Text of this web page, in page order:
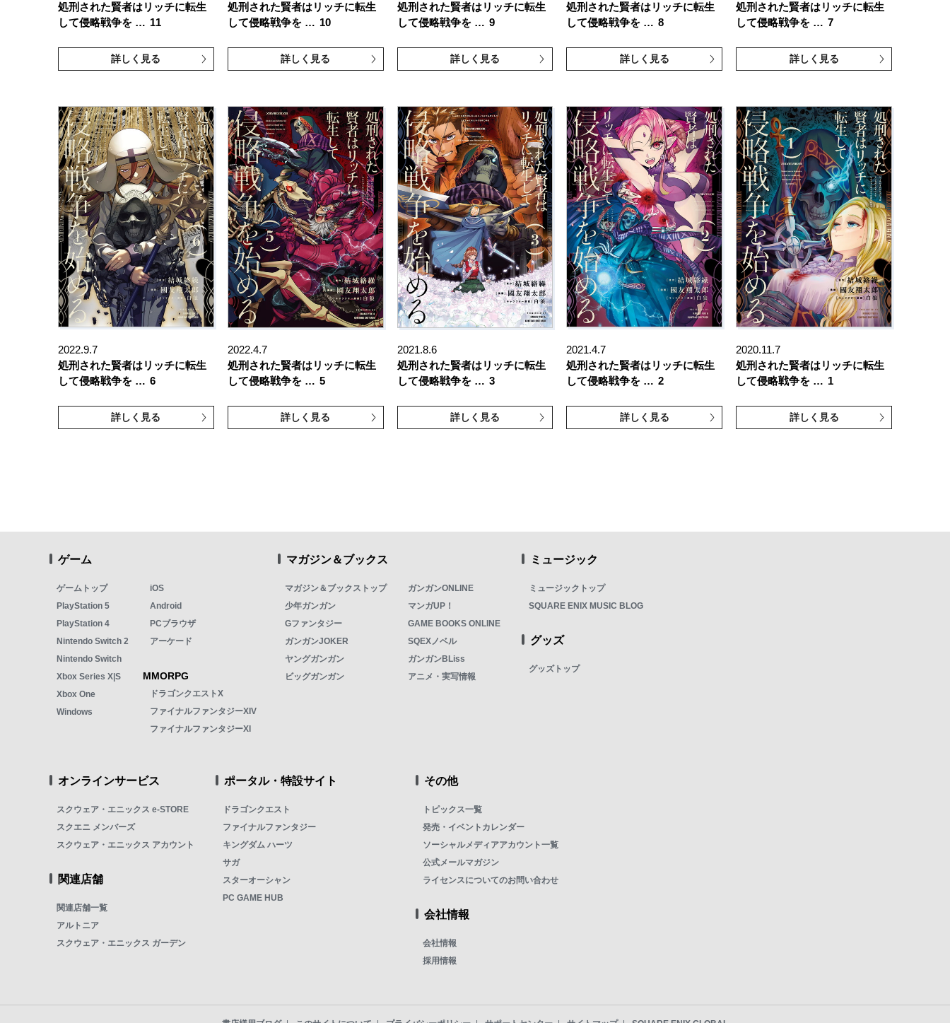
処刑された賢者はリッチに転生
して侵略戦争を … 11
詳しく見る
処刑された賢者はリッチに転生
して侵略戦争を … 10
詳しく見る
処刑された賢者はリッチに転生
して侵略戦争を … 9
詳しく見る
処刑された賢者はリッチに転生
して侵略戦争を … 8
詳しく見る
処刑された賢者はリッチに転生
して侵略戦争を … 7
詳しく見る
2022.9.7
処刑された賢者はリッチに転生
して侵略戦争を … 6
詳しく見る
2022.4.7
処刑された賢者はリッチに転生
して侵略戦争を … 5
詳しく見る
2021.8.6
処刑された賢者はリッチに転生
して侵略戦争を … 3
詳しく見る
2021.4.7
処刑された賢者はリッチに転生
して侵略戦争を … 2
詳しく見る
2020.11.7
処刑された賢者はリッチに転生
して侵略戦争を … 1
詳しく見る
ゲーム
ゲームトップ
PlayStation 5
PlayStation 4
Nintendo Switch 2
Nintendo Switch
Xbox Series X|S
Xbox One
Windows
iOS
Android
PCブラウザ
アーケード
MMORPG
ドラゴンクエストX
ファイナルファンタジーXIV
ファイナルファンタジーXI
マガジン＆ブックス
マガジン＆ブックストップ
少年ガンガン
Gファンタジー
ガンガンJOKER
ヤングガンガン
ビッグガンガン
ガンガンONLINE
マンガUP！
GAME BOOKS ONLINE
SQEXノベル
ガンガンBLiss
アニメ・実写情報
ミュージック
ミュージックトップ
SQUARE ENIX MUSIC BLOG
グッズ
グッズトップ
オンラインサービス
スクウェア・エニックス e-STORE
スクエニ メンバーズ
スクウェア・エニックス アカウント
関連店舗
関連店舗一覧
アルトニア
スクウェア・エニックス ガーデン
ポータル・特設サイト
ドラゴンクエスト
ファイナルファンタジー
キングダム ハーツ
サガ
スターオーシャン
PC GAME HUB
その他
トピックス一覧
発売・イベントカレンダー
ソーシャルメディアアカウント一覧
公式メールマガジン
ライセンスについてのお問い合わせ
会社情報
会社情報
採用情報